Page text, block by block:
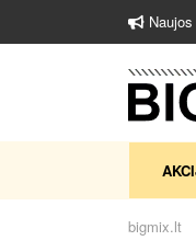
bigmix.lt